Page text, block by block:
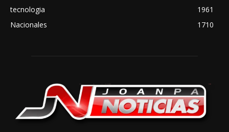
tecnologia
1961
Nacionales
1710